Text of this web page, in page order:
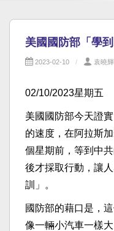
美國國防部「學到
2023-02-10 袁曉輝
02/10/2023星期五
美國國防部今天證
的速度，在阿拉斯
個星期前，等到中
後才採取行動，讓
訓」。
國防部的藉口是，
像一輛小汽車一樣